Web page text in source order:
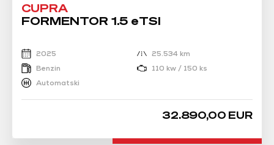
CUPRA
FORMENTOR 1.5 eTSI
2025
25.534 km
Benzin
110 kw / 150 ks
Automatski
32.890,00 EUR